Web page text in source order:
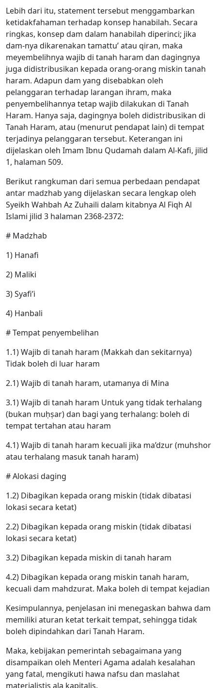
Lebih dari itu, statement tersebut menggambarkan
ketidakfahaman terhadap konsep hanabilah. Secara
ringkas, konsep dam dalam hanabilah diperinci; jika
dam-nya dikarenakan tamattu’ atau qiran, maka
meyembelihnya wajib di tanah haram dan dagingnya
juga didistribusikan kepada orang-orang miskin tanah
haram. Adapun dam yang disebabkan oleh
pelanggaran terhadap larangan ihram, maka
penyembelihannya tetap wajib dilakukan di Tanah
Haram. Hanya saja, dagingnya boleh didistribusikan di
Tanah Haram, atau (menurut pendapat lain) di tempat
terjadinya pelanggaran tersebut. Keterangan ini
dijelaskan oleh Imam Ibnu Qudamah dalam Al-Kafi, jilid
1, halaman 509.
Berikut rangkuman dari semua perbedaan pendapat
antar madzhab yang dijelaskan secara lengkap oleh
Syeikh Wahbah Az Zuhaili dalam kitabnya Al Fiqh Al
Islami jilid 3 halaman 2368-2372:
# Madzhab
1) Hanafi
2) Maliki
3) Syafi’i
4) Hanbali
# Tempat penyembelihan
1.1) Wajib di tanah haram (Makkah dan sekitarnya)
Tidak boleh di luar haram
2.1) Wajib di tanah haram, utamanya di Mina
3.1) Wajib di tanah haram Untuk yang tidak terhalang
(bukan muḥṣar) dan bagi yang terhalang: boleh di
tempat tertahan atau haram
4.1) Wajib di tanah haram kecuali jika ma’dzur (muhshor
atau terhalang masuk tanah haram)
# Alokasi daging
1.2) Dibagikan kepada orang miskin (tidak dibatasi
lokasi secara ketat)
2.2) Dibagikan kepada orang miskin (tidak dibatasi
lokasi secara ketat)
3.2) Dibagikan kepada miskin di tanah haram
4.2) Dibagikan kepada orang miskin tanah haram,
kecuali dam mahdzurat. Maka boleh di tempat kejadian
Kesimpulannya, penjelasan ini menegaskan bahwa dam
memiliki aturan ketat terkait tempat, sehingga tidak
boleh dipindahkan dari Tanah Haram.
Maka, kebijakan pemerintah sebagaimana yang
disampaikan oleh Menteri Agama adalah kesalahan
yang fatal, mengikuti hawa nafsu dan maslahat
materialistis ala kapitalis.